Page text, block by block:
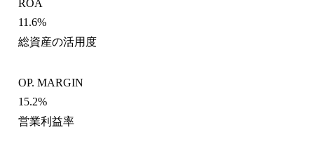
ROA
11.6%
総資産の活用度
OP. MARGIN
15.2%
営業利益率